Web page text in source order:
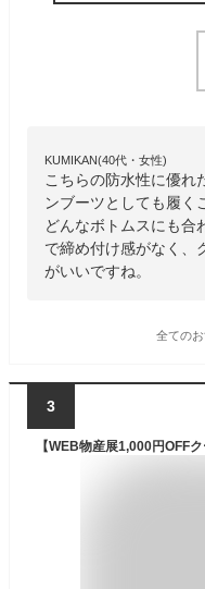
KUMIKAN(40代・女性)
こちらの防水性に優れ
ンブーツとしても履く
どんなボトムスにも合
で締め付け感がなく、
がいいですね。
全てのお
3